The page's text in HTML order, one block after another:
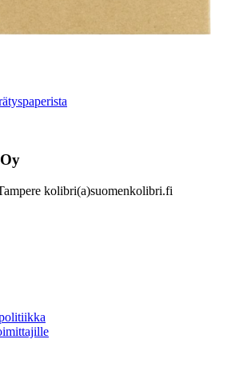
kolibri(a)suomenkolibri.fi